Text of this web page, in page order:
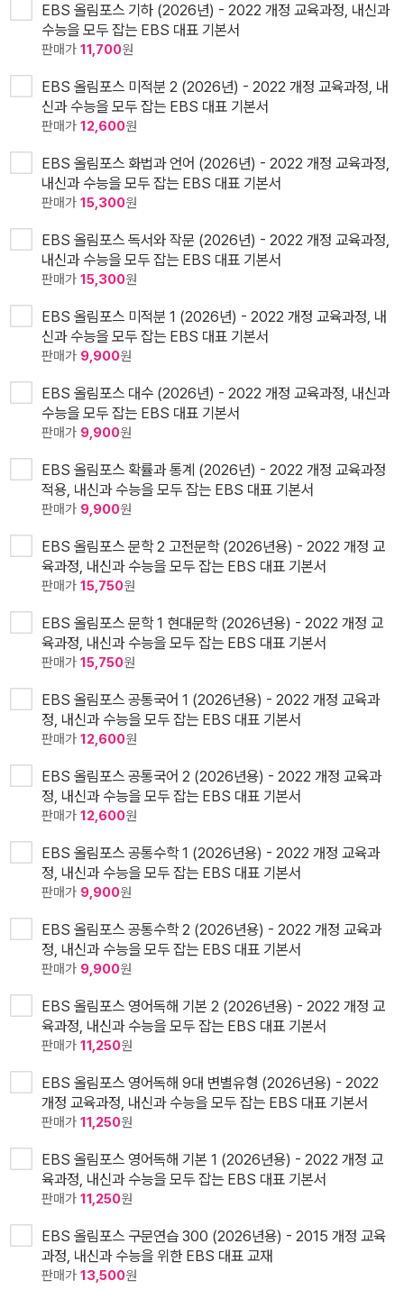
EBS 올림포스 기하 (2026년) - 2022 개정 교육과정, 내신과
수능을 모두 잡는 EBS 대표 기본서
판매가 11,700원
EBS 올림포스 미적분 2 (2026년) - 2022 개정 교육과정, 내
신과 수능을 모두 잡는 EBS 대표 기본서
판매가 12,600원
EBS 올림포스 화법과 언어 (2026년) - 2022 개정 교육과정,
내신과 수능을 모두 잡는 EBS 대표 기본서
판매가 15,300원
EBS 올림포스 독서와 작문 (2026년) - 2022 개정 교육과정,
내신과 수능을 모두 잡는 EBS 대표 기본서
판매가 15,300원
EBS 올림포스 미적분 1 (2026년) - 2022 개정 교육과정, 내
신과 수능을 모두 잡는 EBS 대표 기본서
판매가 9,900원
EBS 올림포스 대수 (2026년) - 2022 개정 교육과정, 내신과
수능을 모두 잡는 EBS 대표 기본서
판매가 9,900원
EBS 올림포스 확률과 통계 (2026년) - 2022 개정 교육과정
적용, 내신과 수능을 모두 잡는 EBS 대표 기본서
판매가 9,900원
EBS 올림포스 문학 2 고전문학 (2026년용) - 2022 개정 교
육과정, 내신과 수능을 모두 잡는 EBS 대표 기본서
판매가 15,750원
EBS 올림포스 문학 1 현대문학 (2026년용) - 2022 개정 교
육과정, 내신과 수능을 모두 잡는 EBS 대표 기본서
판매가 15,750원
EBS 올림포스 공통국어 1 (2026년용) - 2022 개정 교육과
정, 내신과 수능을 모두 잡는 EBS 대표 기본서
판매가 12,600원
EBS 올림포스 공통국어 2 (2026년용) - 2022 개정 교육과
정, 내신과 수능을 모두 잡는 EBS 대표 기본서
판매가 12,600원
EBS 올림포스 공통수학 1 (2026년용) - 2022 개정 교육과
정, 내신과 수능을 모두 잡는 EBS 대표 기본서
판매가 9,900원
EBS 올림포스 공통수학 2 (2026년용) - 2022 개정 교육과
정, 내신과 수능을 모두 잡는 EBS 대표 기본서
판매가 9,900원
EBS 올림포스 영어독해 기본 2 (2026년용) - 2022 개정 교
육과정, 내신과 수능을 모두 잡는 EBS 대표 기본서
판매가 11,250원
EBS 올림포스 영어독해 9대 변별유형 (2026년용) - 2022
개정 교육과정, 내신과 수능을 모두 잡는 EBS 대표 기본서
판매가 11,250원
EBS 올림포스 영어독해 기본 1 (2026년용) - 2022 개정 교
육과정, 내신과 수능을 모두 잡는 EBS 대표 기본서
판매가 11,250원
EBS 올림포스 구문연습 300 (2026년용) - 2015 개정 교육
과정, 내신과 수능을 위한 EBS 대표 교재
판매가 13,500원